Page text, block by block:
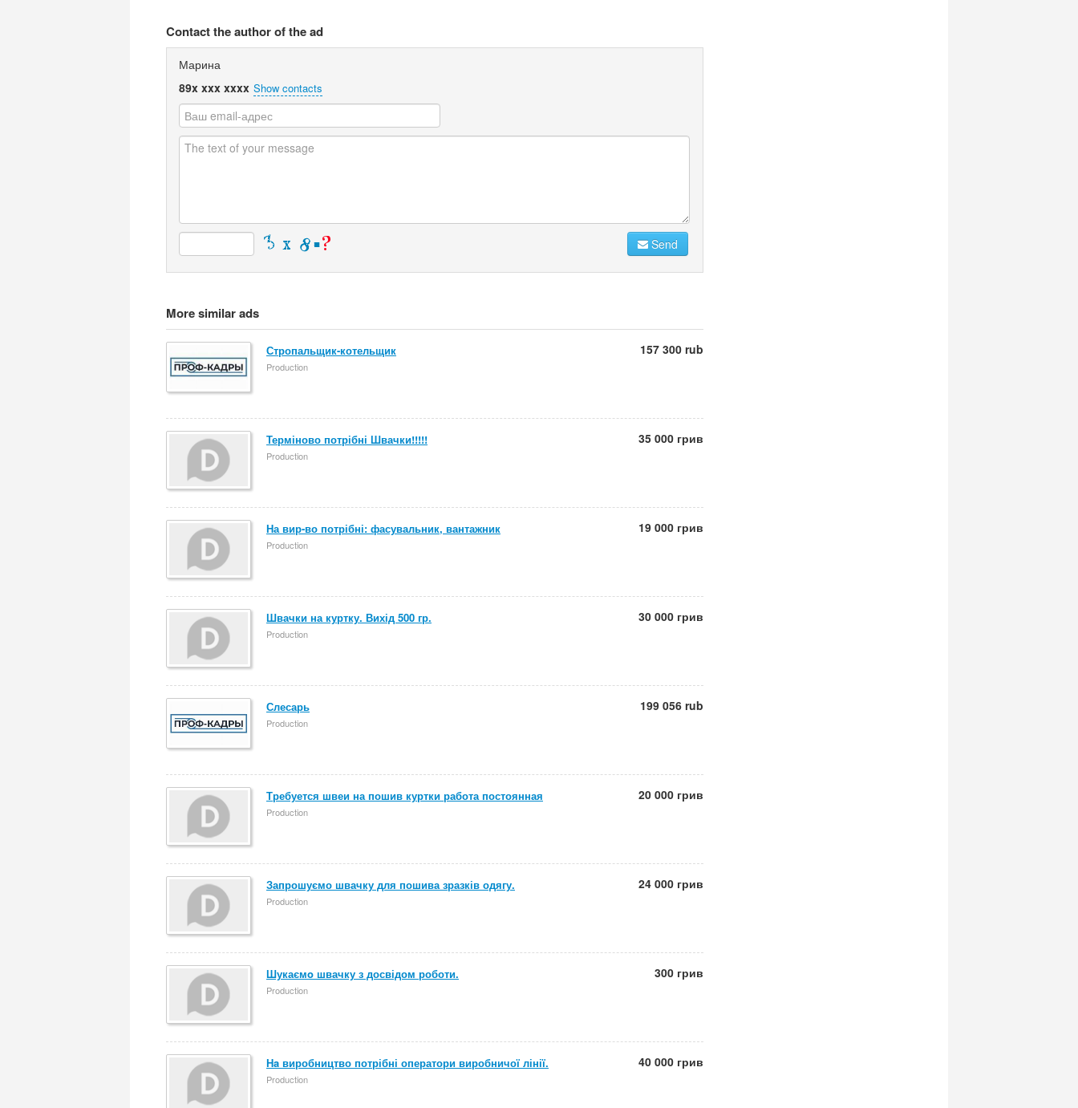
Contact the author of the ad
Марина
89x xxx xxxx Show contacts
Send
More similar ads
Стропальщик-котельщик
Production
157 300 rub
Терміново потрібні Швачки!!!!!
Production
35 000 грив
На вир-во потрібні: фасувальник, вантажник
Production
19 000 грив
Швачки на куртку. Вихід 500 гр.
Production
30 000 грив
Слесарь
Production
199 056 rub
Требуется швеи на пошив куртки работа постоянная
Production
20 000 грив
Запрошуємо швачку для пошива зразків одягу.
Production
24 000 грив
Шукаємo швачку з досвідом роботи.
Production
300 грив
Нa виробництво потрібні оператори виробничої лінії.
Production
40 000 грив